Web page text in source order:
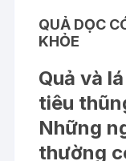
QUẢ DỌC
KHỎE
Quả và
tiêu
Những
thường